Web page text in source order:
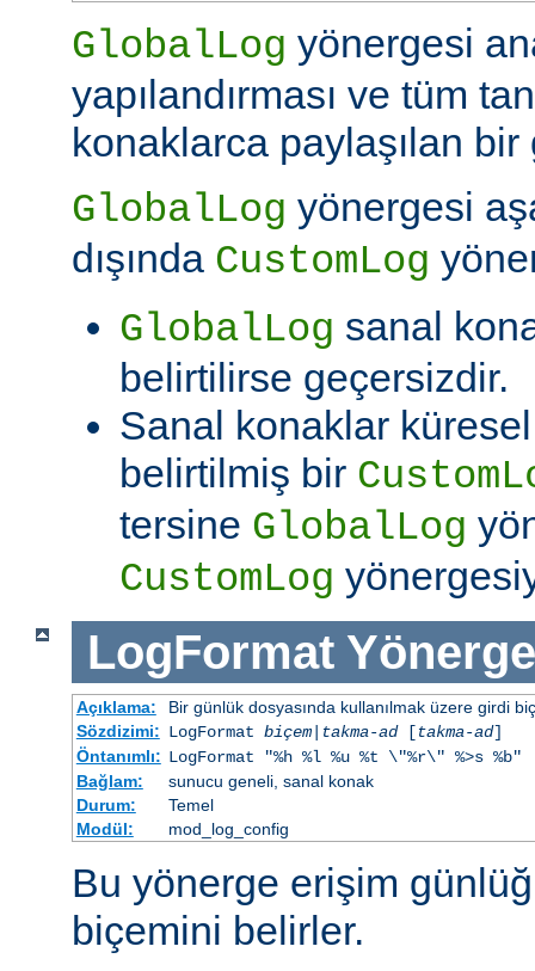
GlobalLog yönergesi
yapılandırması ve tüm
konaklarca paylaşılan bir
GlobalLog yönergesi
dışında CustomLog
GlobalLog sanal
belirtilirse geçersizdir.
Sanal konaklar
belirtilmiş bir
tersine GlobalLog
CustomLog
LogFormat
Açıklama:
Bir günlük dosyasında kullanılmak üzere girdi
Sözdizimi: LogFormat biçem| takma-ad[takma-ad]
Öntanımlı: LogFormat "%h %l %u %t \"%r\" %>s %b"
Bağlam:
sunucu geneli, sanal konak
Durum:
Temel
Modül:
mod_log_config
Bu yönerge erişim
biçemini belirler.